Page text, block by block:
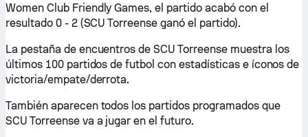
Women Club Friendly Games, el partido acabó con el
resultado 0 - 2 (SCU Torreense ganó el partido).
La pestaña de encuentros de SCU Torreense muestra los
últimos 100 partidos de futbol con estadísticas e íconos de
victoria/empate/derrota.
También aparecen todos los partidos programados que
SCU Torreense va a jugar en el futuro.